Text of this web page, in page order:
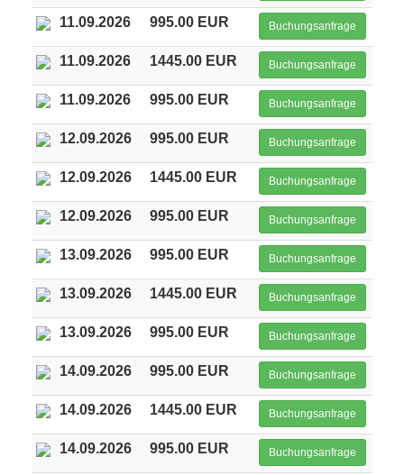
11.09.2026 995.00 EUR Buchungsanfrage
11.09.2026 1445.00 EUR Buchungsanfrage
11.09.2026 995.00 EUR Buchungsanfrage
12.09.2026 995.00 EUR Buchungsanfrage
12.09.2026 1445.00 EUR Buchungsanfrage
12.09.2026 995.00 EUR Buchungsanfrage
13.09.2026 995.00 EUR Buchungsanfrage
13.09.2026 1445.00 EUR Buchungsanfrage
13.09.2026 995.00 EUR Buchungsanfrage
14.09.2026 995.00 EUR Buchungsanfrage
14.09.2026 1445.00 EUR Buchungsanfrage
14.09.2026 995.00 EUR Buchungsanfrage